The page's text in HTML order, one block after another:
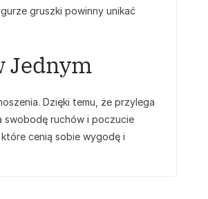
gruszki powinny unikać
Jednym
Dzięki temu, że przylega
swobodę ruchów i poczucie
cenią sobie wygodę i